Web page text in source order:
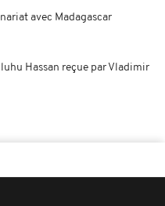
avec Madagascar
Hassan reçue par Vladimir